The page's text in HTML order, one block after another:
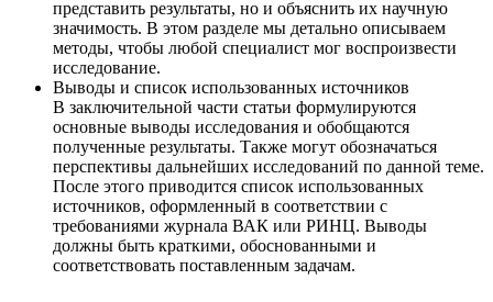
представить результаты, но и объяснить их научную
значимость. В этом разделе мы детально описываем
методы, чтобы любой специалист мог воспроизвести
исследование.
Выводы и список использованных источников
В заключительной части статьи формулируются
основные выводы исследования и обобщаются
полученные результаты. Также могут обозначаться
перспективы дальнейших исследований по данной теме.
После этого приводится список использованных
источников, оформленный в соответствии с
требованиями журнала ВАК или РИНЦ. Выводы
должны быть краткими, обоснованными и
соответствовать поставленным задачам.